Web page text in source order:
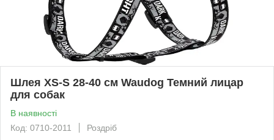
Шлея XS-S 28-40 см Waudog Темний лицар
для собак
В наявності
Код: 0710-2011
Роздріб